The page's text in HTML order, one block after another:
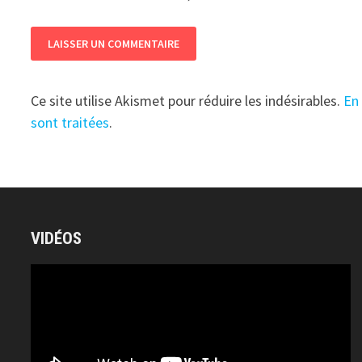
Ce site utilise Akismet pour réduire les indésirables.
sont traitées.
VIDÉOS